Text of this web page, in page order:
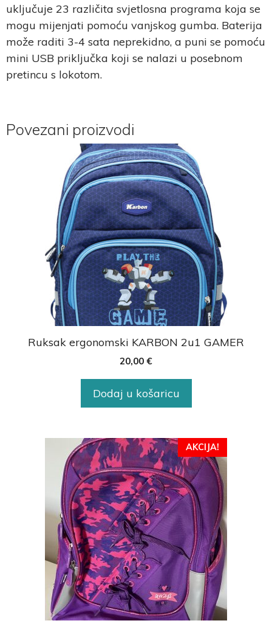
uključuje 23 različita svjetlosna programa koja se
mogu mijenjati pomoću vanjskog gumba. Baterija
može raditi 3-4 sata neprekidno, a puni se pomoću
mini USB priključka koji se nalazi u posebnom
pretincu s lokotom.
Povezani proizvodi
Ruksak ergonomski KARBON 2u1 GAMER
20,00 €
Dodaj u košaricu
AKCIJA!